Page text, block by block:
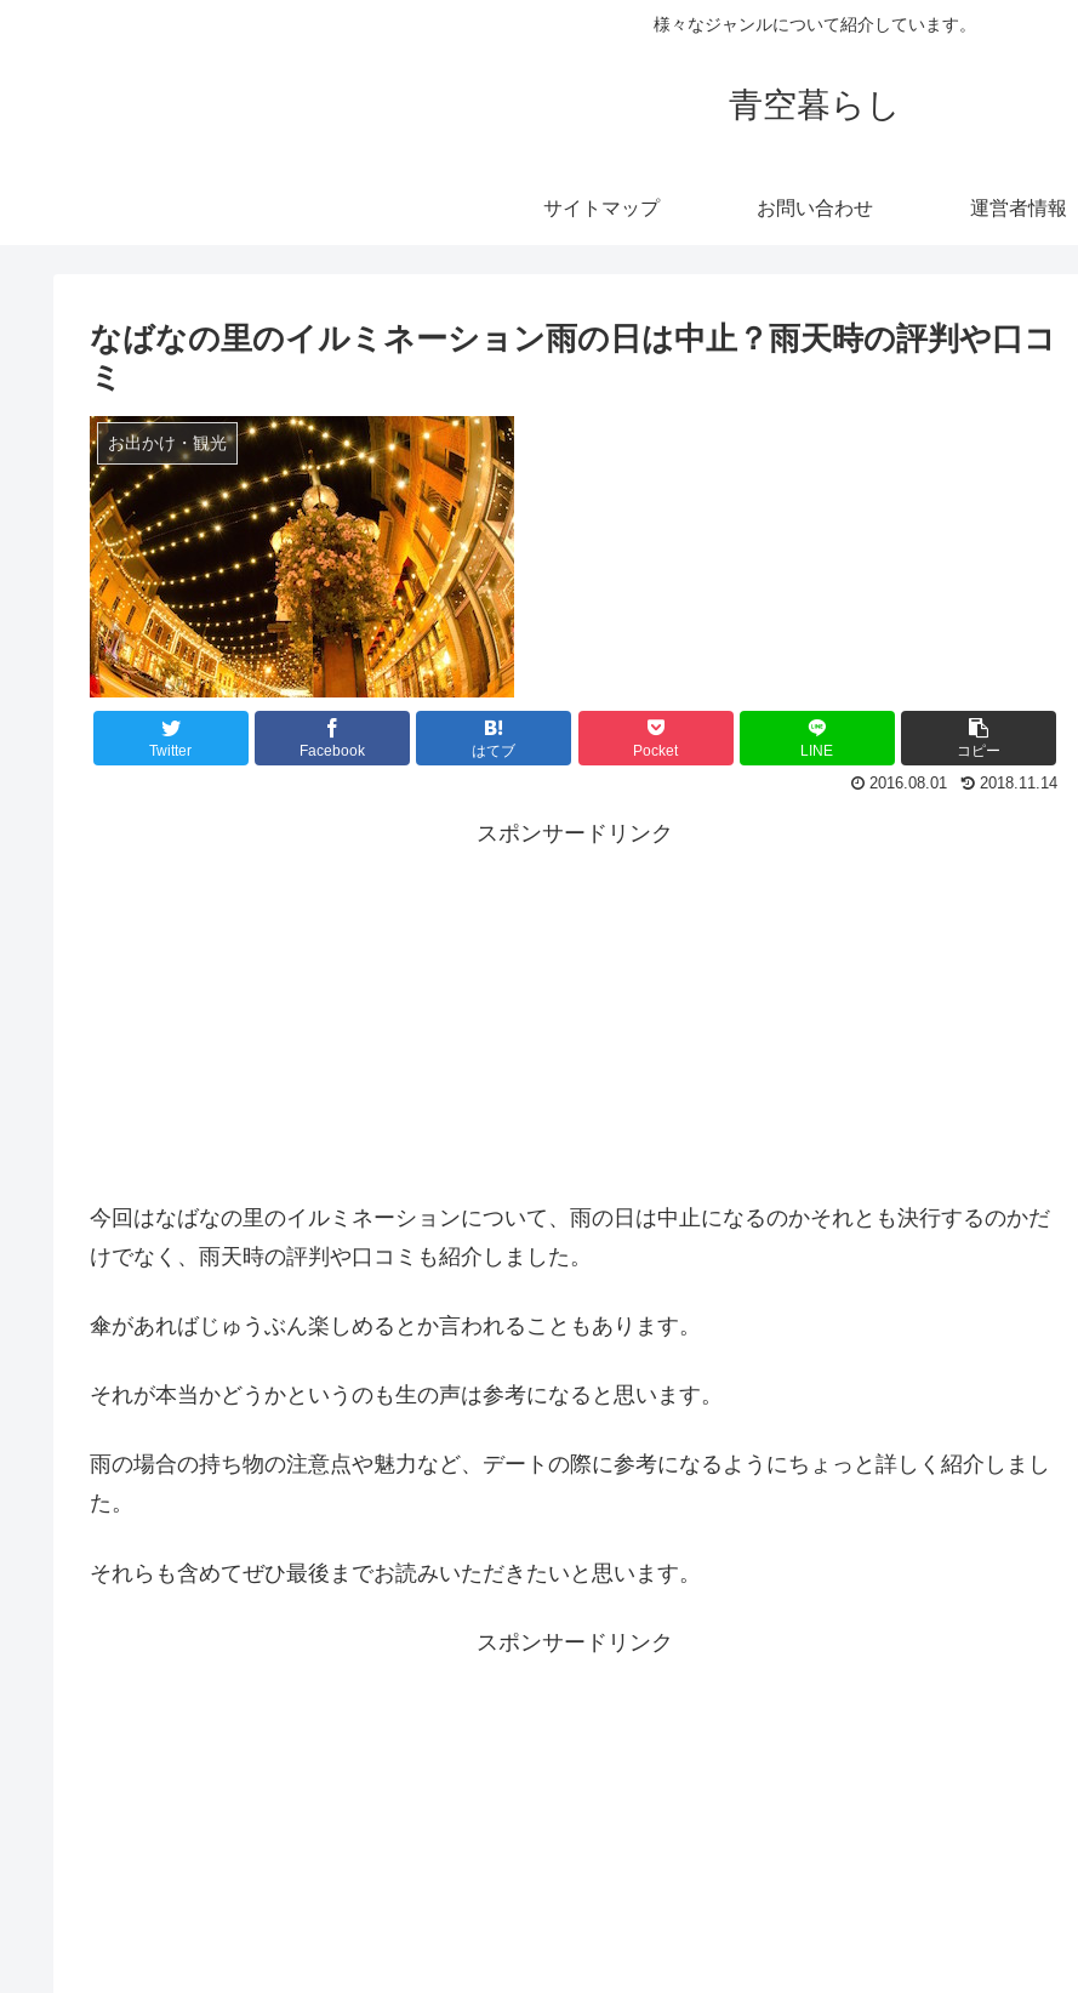
様々なジャンルについて紹介しています。
青空暮らし
サイトマップ お問い合わせ 運営者情報
なばなの里のイルミネーション雨の日は中止？雨天時の評判や口コ
ミ
お出かけ・観光
Twitter Facebook はてブ Pocket LINE
コピー
2018.11.14
2016.08.01
スポンサードリンク
今回はなばなの里のイルミネーションについて、雨の日は中止になるのかそれとも決行するのかだ
けでなく、雨天時の評判や口コミも紹介しました。
傘があればじゅうぶん楽しめるとか言われることもあります。
それが本当かどうかというのも生の声は参考になると思います。
雨の場合の持ち物の注意点や魅力など、デートの際に参考になるようにちょっと詳しく紹介しまし
た。
それらも含めてぜひ最後までお読みいただきたいと思います。
スポンサードリンク